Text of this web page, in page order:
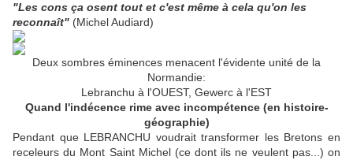
"Les cons ça osent tout et c'est même à cela qu'on les
reconnaît" (Michel Audiard)
Deux sombres éminences menacent l'évidente unité de la
Normandie:
Lebranchu à l'OUEST, Gewerc à l'EST
Quand l'indécence rime avec incompétence (en histoire-
géographie)
Pendant que LEBRANCHU voudrait transformer les Bretons en
receleurs du Mont Saint Michel (ce dont ils ne veulent pas...) on